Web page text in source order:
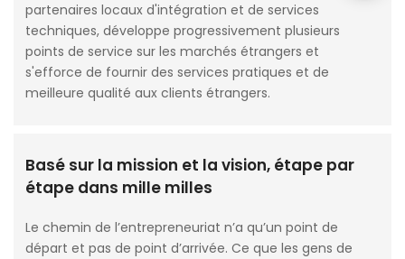
partenaires locaux d'intégration et de services
techniques, développe progressivement plusieurs
points de service sur les marchés étrangers et
s'efforce de fournir des services pratiques et de
meilleure qualité aux clients étrangers.
Basé sur la mission et la vision, étape par
étape dans mille milles
Le chemin de l’entrepreneuriat n’a qu’un point de
départ et pas de point d’arrivée. Ce que les gens de